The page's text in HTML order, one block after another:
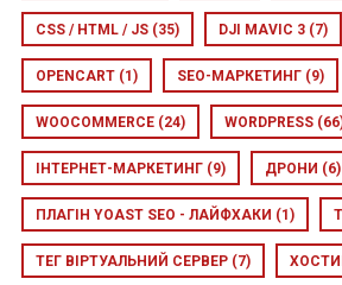
CSS / HTML / JS (35) DJI MAVIC 3 (7)
OPENCART (1) SEO-МАРКЕТИНГ (9)
WOOCOMMERCE (24) WORDPRESS
ІНТЕРНЕТ-МАРКЕТИНГ (9) ДРОНИ (6)
ПЛАГІН YOAST SEO - ЛАЙФХАКИ (1)
ТЕГ ВІРТУАЛЬНИЙ СЕРВЕР (7)